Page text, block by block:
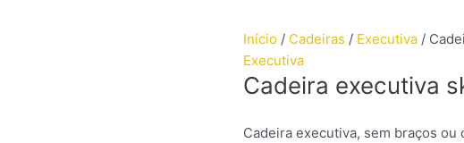
Início / Cadeiras / Executiva /
Executiva
Cadeira executiva
Cadeira executiva, sem braços ou